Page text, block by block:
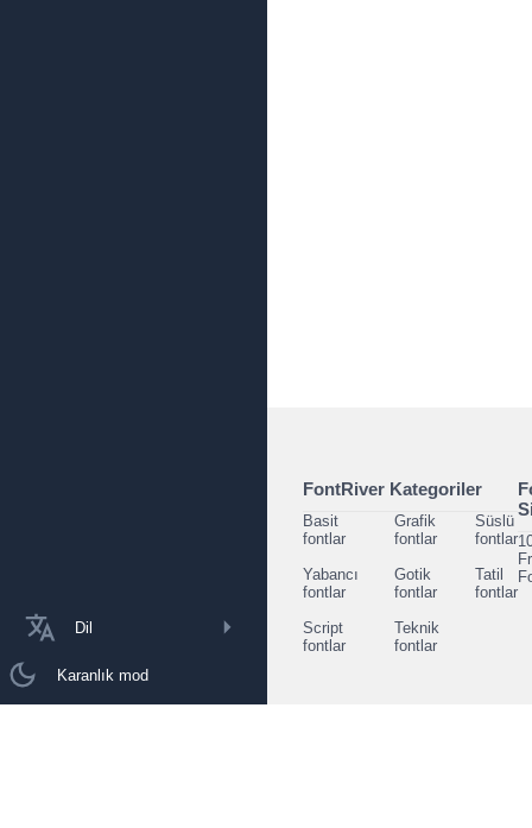
Dil
Karanlık mod
FontRiver Kategoriler
Basit
fontlar
Grafik
fontlar
Süslü
fontlar
Yabancı
fontlar
Gotik
fontlar
Tatil
fontlar
Script
fontlar
Teknik
fontlar